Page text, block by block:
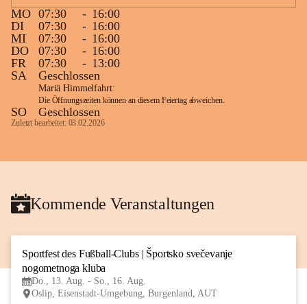
MO 07:30 - 16:00
DI
07:30 - 16:00
MI
07:30 - 16:00
DO
07:30 - 16:00
FR
07:30 - 13:00
SA
Geschlossen
Mariä Himmelfahrt:
Die Öffnungszeiten können an diesem Feiertag abweichen.
SO Geschlossen
Zuletzt bearbeitet: 03.02.2026
Kommende Veranstaltungen
Sportfest des Fußball-Clubs | Športsko svečevanje
nogometnoga kluba
Do., 13. Aug. - So., 16. Aug.
Oslip, Eisenstadt-Umgebung, Burgenland, AUT